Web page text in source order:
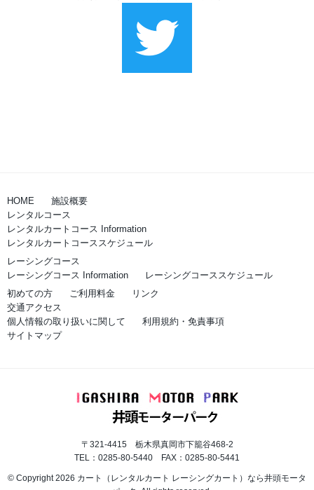
HOME
施設概要
レンタルコース
レンタルカートコース Information
レンタルカートコーススケジュール
レーシングコース
レーシングコース Information
レーシングコーススケジュール
初めての方
ご利用料金
リンク
交通アクセス
個人情報の取り扱いに関して
利用規約・免責事項
サイトマップ
〒321-4415 栃木県真岡市下籠谷468-2
TEL：0285-80-5440 FAX：0285-80-5441
© Copyright 2026 カート（レンタルカート レーシングカート）なら井頭モータ